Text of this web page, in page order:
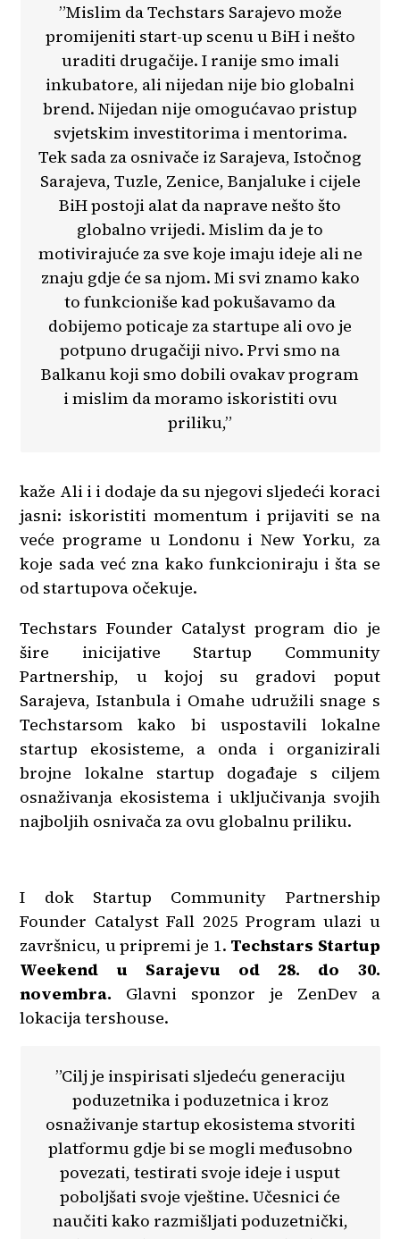
”Mislim da Techstars Sarajevo može
promijeniti start-up scenu u BiH i nešto
uraditi drugačije. I ranije smo imali
inkubatore, ali nijedan nije bio globalni
brend. Nijedan nije omogućavao pristup
svjetskim investitorima i mentorima.
Tek sada za osnivače iz Sarajeva, Istočnog
Sarajeva, Tuzle, Zenice, Banjaluke i cijele
BiH postoji alat da naprave nešto što
globalno vrijedi. Mislim da je to
motivirajuće za sve koje imaju ideje ali ne
znaju gdje će sa njom. Mi svi znamo kako
to funkcioniše kad pokušavamo da
dobijemo poticaje za startupe ali ovo je
potpuno drugačiji nivo. Prvi smo na
Balkanu koji smo dobili ovakav program
i mislim da moramo iskoristiti ovu
priliku,”
kaže Ali i i dodaje da su njegovi sljedeći koraci
jasni: iskoristiti momentum i prijaviti se na
veće programe u Londonu i New Yorku, za
koje sada već zna kako funkcioniraju i šta se
od startupova očekuje.
Techstars Founder Catalyst program dio je
šire inicijative Startup Community
Partnership, u kojoj su gradovi poput
Sarajeva, Istanbula i Omahe udružili snage s
Techstarsom kako bi uspostavili lokalne
startup ekosisteme, a onda i organizirali
brojne lokalne startup događaje s ciljem
osnaživanja ekosistema i uključivanja svojih
najboljih osnivača za ovu globalnu priliku.
I dok Startup Community Partnership
Founder Catalyst Fall 2025 Program ulazi u
završnicu, u pripremi je 1. Techstars Startup
Weekend u Sarajevu od 28. do 30.
novembra. Glavni sponzor je ZenDev a
lokacija tershouse.
”Cilj je inspirisati sljedeću generaciju
poduzetnika i poduzetnica i kroz
osnaživanje startup ekosistema stvoriti
platformu gdje bi se mogli međusobno
povezati, testirati svoje ideje i usput
poboljšati svoje vještine. Učesnici će
naučiti kako razmišljati poduzetnički,